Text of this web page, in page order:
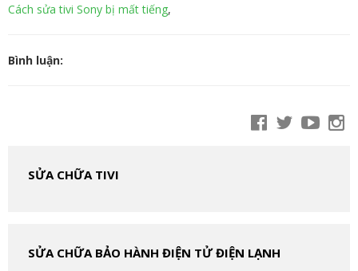
Cách sửa tivi Sony bị mất tiếng,
Bình luận:
SỬA CHỮA TIVI
SỬA CHỮA BẢO HÀNH ĐIỆN TỬ ĐIỆN LẠNH